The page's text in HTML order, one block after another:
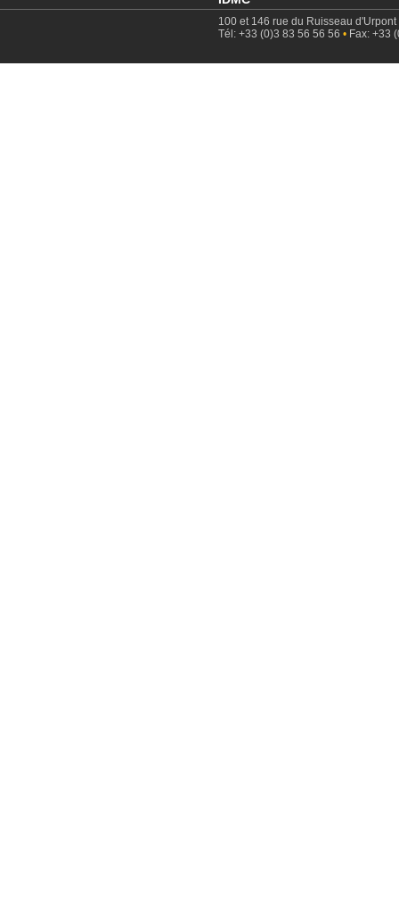
100 et 146 rue du Ruisseau d'Urpont
Tél: +33 (0)3 83 56 56 56 • Fax: +33